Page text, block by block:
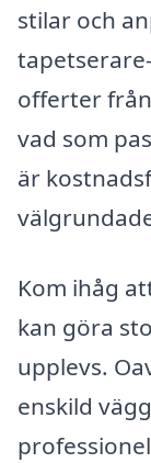
stilar och
offerter
vad som
är
Kom ihåg
kan göra
upplevs.
enskild